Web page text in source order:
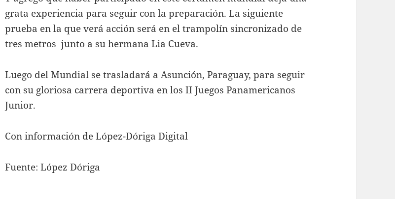
grata experiencia para seguir con la preparación. La siguiente
prueba en la que verá acción será en el trampolín sincronizado de
tres metros junto a su hermana Lia Cueva.
Luego del Mundial se trasladará a Asunción, Paraguay, para seguir
con su gloriosa carrera deportiva en los II Juegos Panamericanos
Junior.
Con información de López-Dóriga Digital
Fuente: López Dóriga